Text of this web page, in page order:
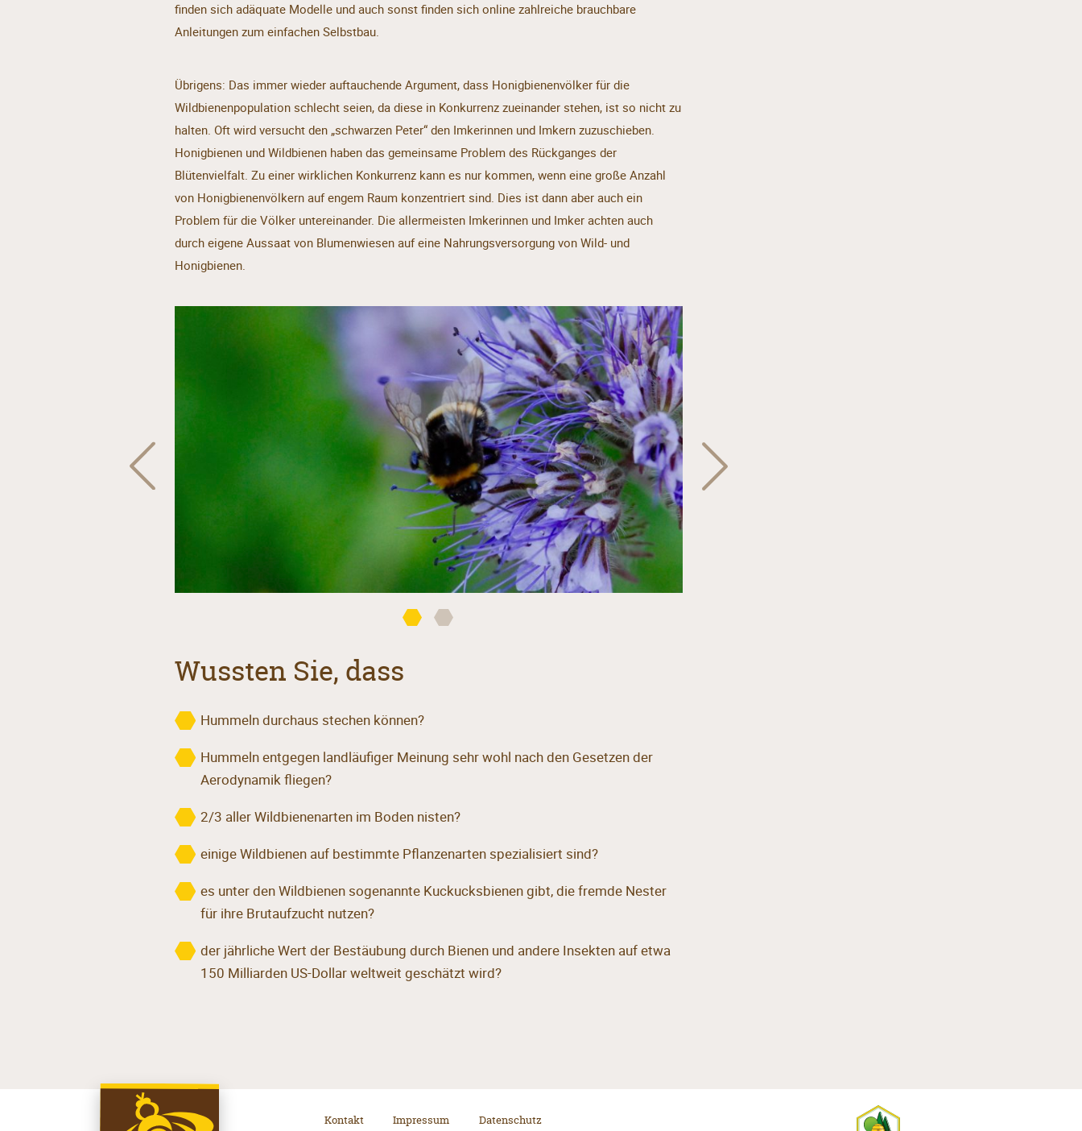
finden sich adäquate Modelle und auch sonst finden sich online zahlreiche brauchbare
Anleitungen zum einfachen Selbstbau.
Übrigens: Das immer wieder auftauchende Argument, dass Honigbienenvölker für die
Wildbienenpopulation schlecht seien, da diese in Konkurrenz zueinander stehen, ist so nicht zu
halten. Oft wird versucht den „schwarzen Peter“ den Imkerinnen und Imkern zuzuschieben.
Honigbienen und Wildbienen haben das gemeinsame Problem des Rückganges der
Blütenvielfalt. Zu einer wirklichen Konkurrenz kann es nur kommen, wenn eine große Anzahl
von Honigbienenvölkern auf engem Raum konzentriert sind. Dies ist dann aber auch ein
Problem für die Völker untereinander. Die allermeisten Imkerinnen und Imker achten auch
durch eigene Aussaat von Blumenwiesen auf eine Nahrungsversorgung von Wild- und
Honigbienen.
Wussten Sie, dass
Hummeln durchaus stechen können?
Hummeln entgegen landläufiger Meinung sehr wohl nach den Gesetzen der
Aerodynamik fliegen?
2/3 aller Wildbienenarten im Boden nisten?
einige Wildbienen auf bestimmte Pflanzenarten spezialisiert sind?
es unter den Wildbienen sogenannte Kuckucksbienen gibt, die fremde Nester
für ihre Brutaufzucht nutzen?
der jährliche Wert der Bestäubung durch Bienen und andere Insekten auf etwa
150 Milliarden US-Dollar weltweit geschätzt wird?
Kontakt Impressum Datenschutz